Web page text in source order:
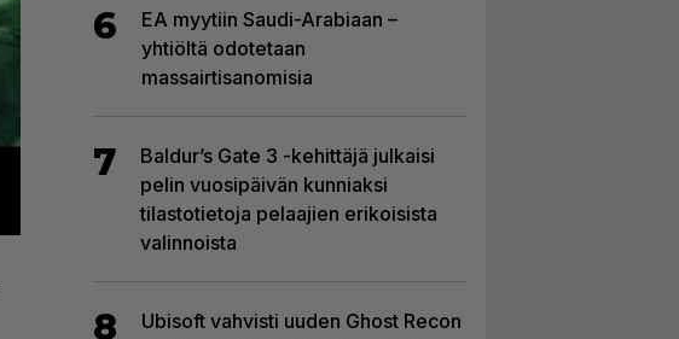
6
EA myytiin Saudi-Arabiaan –
yhtiöltä odotetaan
massairtisanomisia
7
Baldur’s Gate 3 -kehittäjä julkaisi
pelin vuosipäivän kunniaksi
tilastotietoja pelaajien erikoisista
valinnoista
8
Ubisoft vahvisti uuden Ghost Recon